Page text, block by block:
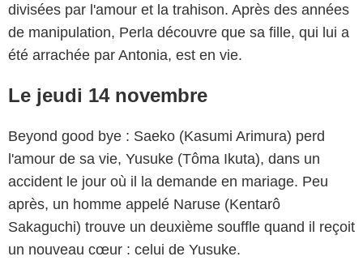
divisées par l'amour et la trahison. Après des années
de manipulation, Perla découvre que sa fille, qui lui a
été arrachée par Antonia, est en vie.
Le jeudi 14 novembre
Beyond good bye : Saeko (Kasumi Arimura) perd
l'amour de sa vie, Yusuke (Tôma Ikuta), dans un
accident le jour où il la demande en mariage. Peu
après, un homme appelé Naruse (Kentarô
Sakaguchi) trouve un deuxième souffle quand il reçoit
un nouveau cœur : celui de Yusuke.